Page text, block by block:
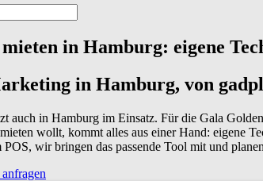
in Hamburg: eigene
in Hamburg, von
auch in Hamburg im Einsatz. Für die Gala
wollt, kommt alles aus einer Hand: eigene
wir bringen das passende Tool mit und